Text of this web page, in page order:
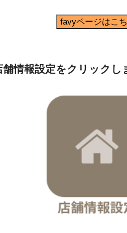
favyページはこ
情報設定をクリックし